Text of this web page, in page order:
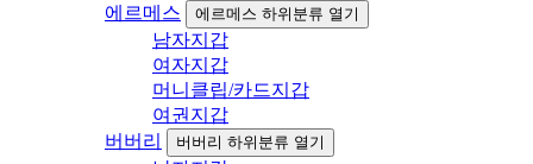
에르메스
에르메스 하위분류 열기
남자지갑
여자지갑
머니클립/카드지갑
여권지갑
버버리
버버리 하위분류 열기